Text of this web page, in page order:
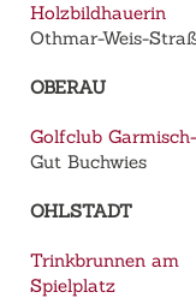
Holzbildhauerin
Othmar-Weis-
OBERAU
Golfclub
Gut Buchwies
OHLSTADT
Trinkbrunnen am
Spielplatz